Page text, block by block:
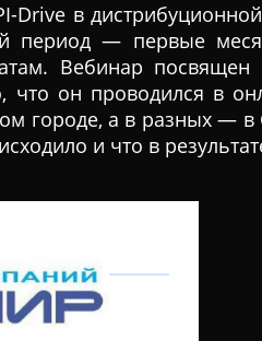
в
период — первые
Вебинар
что он проводился в
городе, а в разных — в
и что в